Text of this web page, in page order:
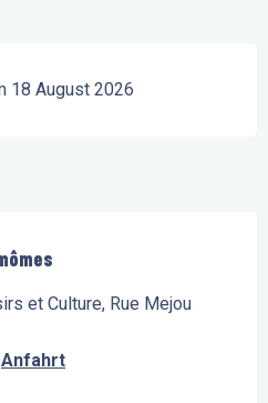
18 August 2026
et Culture, Rue Mejou
Anfahrt